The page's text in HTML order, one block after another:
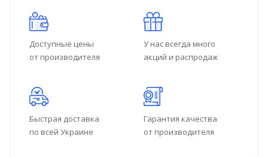
Доступные цены
от производителя
У нас всегда много
акций и распродаж
Быстрая доставка
по всей Украине
Гарантия качества
от производителя